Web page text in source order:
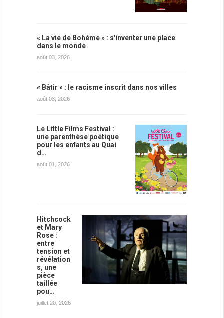
« La vie de Bohème » : s'inventer une place
dans le monde
août 03, 2026
« Bâtir » : le racisme inscrit dans nos villes
août 03, 2026
Le Little Films Festival :
une parenthèse poétique
pour les enfants au Quai
d…
août 01, 2026
Hitchcock
et Mary
Rose :
entre
tension et
révélation
s, une
pièce
taillée
pou…
juillet 20, 2026